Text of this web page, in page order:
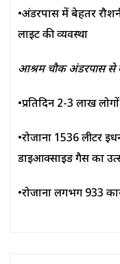
•अंडरपास में बेहतर
लाइट की व्यवस्था
आश्रम चौक अंडरपास से
•प्रतिदिन 2-3 लाख
•रोजाना 1536 लीटर
डाईआक्साइड गैस का
•रोजाना लगभग 933